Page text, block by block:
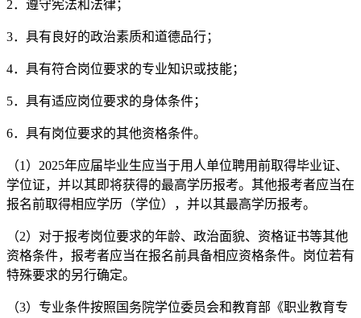
2．遵守宪法和法律；
3．具有良好的政治素质和道德品行；
4．具有符合岗位要求的专业知识或技能；
5．具有适应岗位要求的身体条件；
6．具有岗位要求的其他资格条件。
（1）2025年应届毕业生应当于用人单位聘用前取得毕业证、
学位证，并以其即将获得的最高学历报考。其他报考者应当在
报名前取得相应学历（学位），并以其最高学历报考。
（2）对于报考岗位要求的年龄、政治面貌、资格证书等其他
资格条件，报考者应当在报名前具备相应资格条件。岗位若有
特殊要求的另行确定。
（3）专业条件按照国务院学位委员会和教育部《职业教育专